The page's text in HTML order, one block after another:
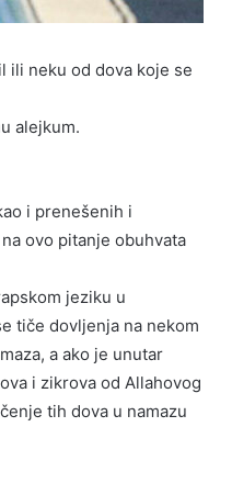
ili neku od dova koje se
alejkum.
i prenešenih i
ovo pitanje obuhvata
jeziku u
tiče dovljenja na nekom
a ako je unutar
i zikrova od Allahovog
tih dova u namazu